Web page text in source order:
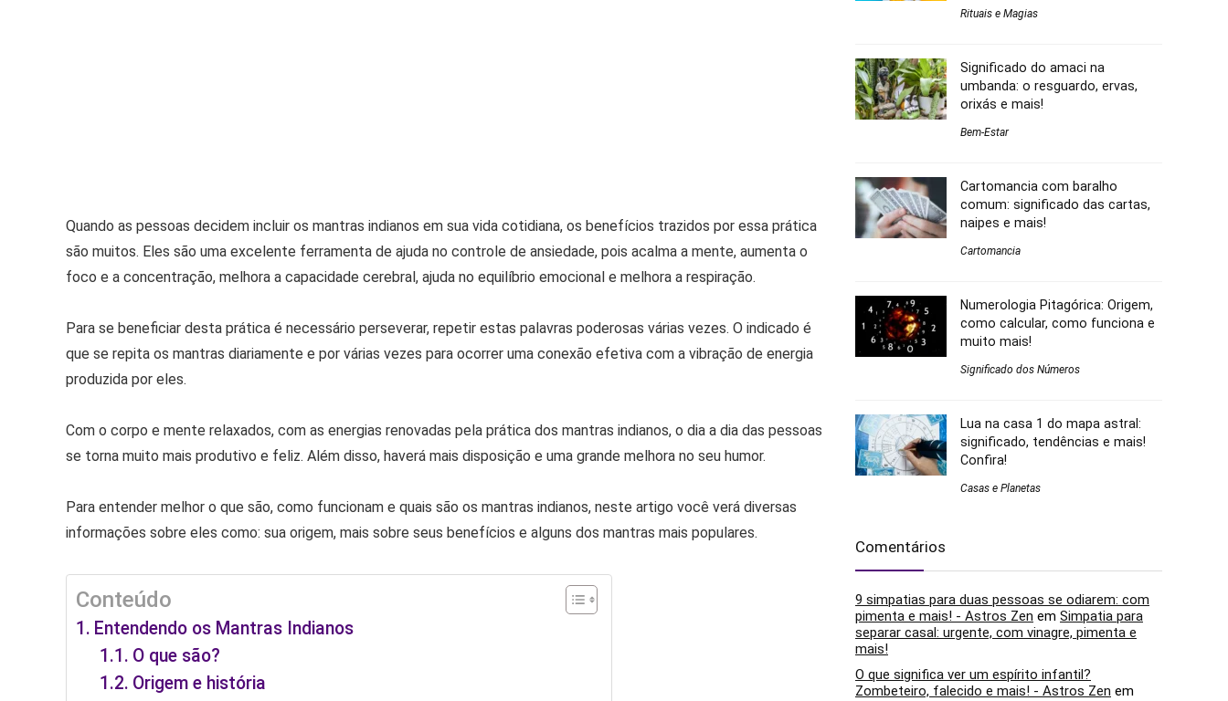
Quando as pessoas decidem incluir os mantras indianos em sua vida cotidiana, os benefícios trazidos por essa prática
são muitos. Eles são uma excelente ferramenta de ajuda no controle de ansiedade, pois acalma a mente, aumenta o
foco e a concentração, melhora a capacidade cerebral, ajuda no equilíbrio emocional e melhora a respiração.
Para se beneficiar desta prática é necessário perseverar, repetir estas palavras poderosas várias vezes. O indicado é
que se repita os mantras diariamente e por várias vezes para ocorrer uma conexão efetiva com a vibração de energia
produzida por eles.
Com o corpo e mente relaxados, com as energias renovadas pela prática dos mantras indianos, o dia a dia das pessoas
se torna muito mais produtivo e feliz. Além disso, haverá mais disposição e uma grande melhora no seu humor.
Para entender melhor o que são, como funcionam e quais são os mantras indianos, neste artigo você verá diversas
informações sobre eles como: sua origem, mais sobre seus benefícios e alguns dos mantras mais populares.
Conteúdo
Entendendo os Mantras Indianos
O que são?
Origem e história
Rituais e Magias
Significado do amaci na
umbanda: o resguardo, ervas,
orixás e mais!
Bem-Estar
Cartomancia com baralho
comum: significado das cartas,
naipes e mais!
Cartomancia
Numerologia Pitagórica: Origem,
como calcular, como funciona e
muito mais!
Significado dos Números
Lua na casa 1 do mapa astral:
significado, tendências e mais!
Confira!
Casas e Planetas
Comentários
9 simpatias para duas pessoas se odiarem: com
pimenta e mais! - Astros Zen em Simpatia para
separar casal: urgente, com vinagre, pimenta e
mais!
O que significa ver um espírito infantil?
Zombeteiro, falecido e mais! - Astros Zen em